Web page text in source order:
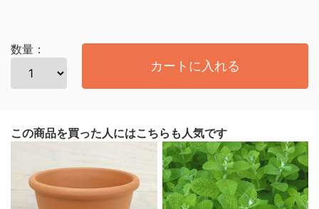
数量：
カートに入れる
この商品を買った人にはこちらも人気です